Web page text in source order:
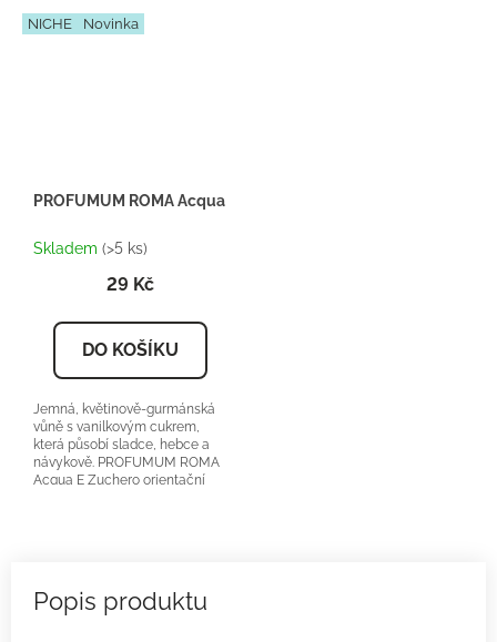
NICHE Novinka
PROFUMUM ROMA Acqua E Zucchero - Inspirace U078 -
Skladem (>5 ks)
29 Kč
DO KOŠÍKU
Jemná, květinově-gurmánská
vůně s vanilkovým cukrem,
která působí sladce, hebce a
návykově. PROFUMUM ROMA
Acqua E Zuchero orientační